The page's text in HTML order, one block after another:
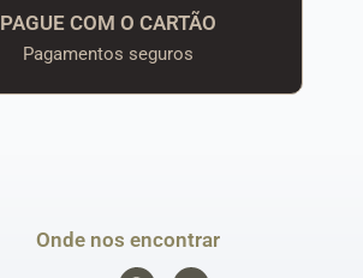
PAGUE COM O CARTÃO
Pagamentos seguros
Onde nos encontrar